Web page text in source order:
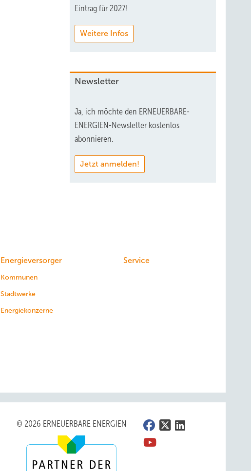
Eintrag für 2027!
Weitere Infos
Newsletter
Ja, ich möchte den ERNEUERBARE-
ENERGIEN-Newsletter kostenlos
abonnieren.
Jetzt anmelden!
Energieversorger
Kommunen
Stadtwerke
Energiekonzerne
Service
© 2026 ERNEUERBARE ENERGIEN